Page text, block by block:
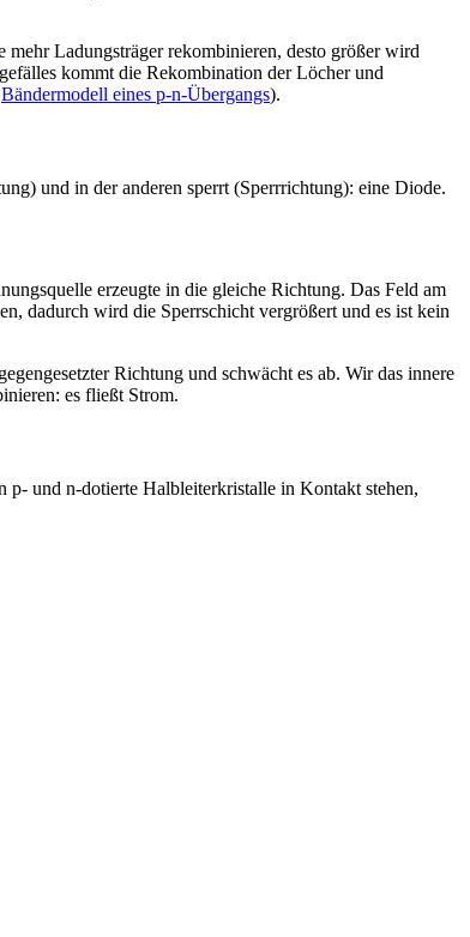
Ladungsträger rekombinieren, desto größer wird
kommt die Rekombination der Löcher und
Bändermodell eines p-n-Übergangs).
und in der anderen sperrt (Sperrrichtung): eine Diode.
erzeugte in die gleiche Richtung. Das Feld am
dadurch wird die Sperrschicht vergrößert und es ist kein
Richtung und schwächt es ab. Wir das innere
es fließt Strom.
p- und n-dotierte Halbleiterkristalle in Kontakt stehen,